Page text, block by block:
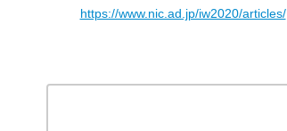
https://www.nic.ad.jp/iw2020/articles/